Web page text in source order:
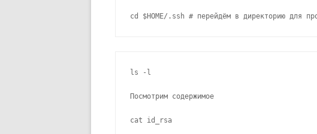
ls -l
Посмотрим содержимое
cat id_rsa